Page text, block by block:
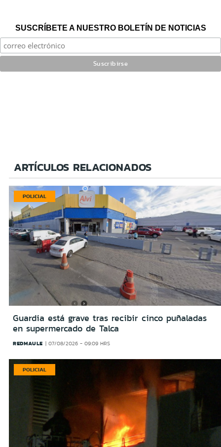
SUSCRÍBETE A NUESTRO BOLETÍN DE NOTICIAS
ARTÍCULOS RELACIONADOS
POLICIAL
Guardia está grave tras recibir cinco puñaladas
en supermercado de Talca
REDMAULE 07/08/2026 - 09:09 HRS
POLICIAL